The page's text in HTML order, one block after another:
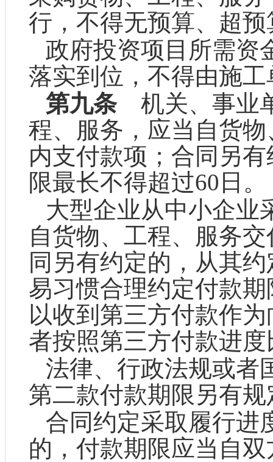
行，不得无预算、超
政府投资项目所需资
落实到位，不得由施
第九条机关、事业
程、服务，应当自货
内支付款项；合同另
限最长不得超过60日。
大型企业从中小企业
自货物、工程、服务
同另有约定的，从其
易习惯合理约定付款
以收到第三方付款作
者按照第三方付款进
法律、行政法规或者
第二款付款期限另有
合同约定采取履行进
的，付款期限应当自